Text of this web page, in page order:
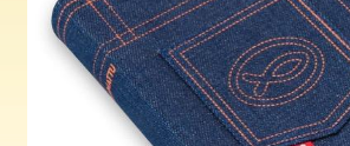
Yhteystiedot
Aurinko Kustannus: kirjat
Auringon kirja- ja paperipuodit verkossa